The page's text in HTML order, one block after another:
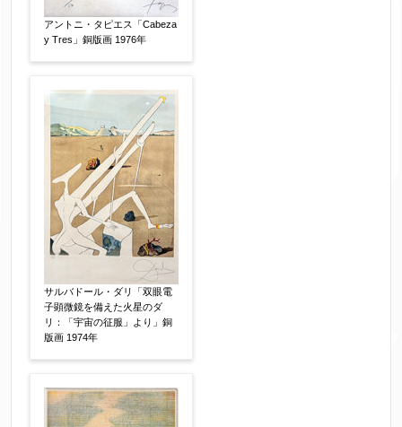
アントニ・タピエス「Cabeza
y Tres」銅版画 1976年
サルバドール・ダリ「双眼電
子顕微鏡を備えた火星のダ
リ：「宇宙の征服」より」銅
版画 1974年